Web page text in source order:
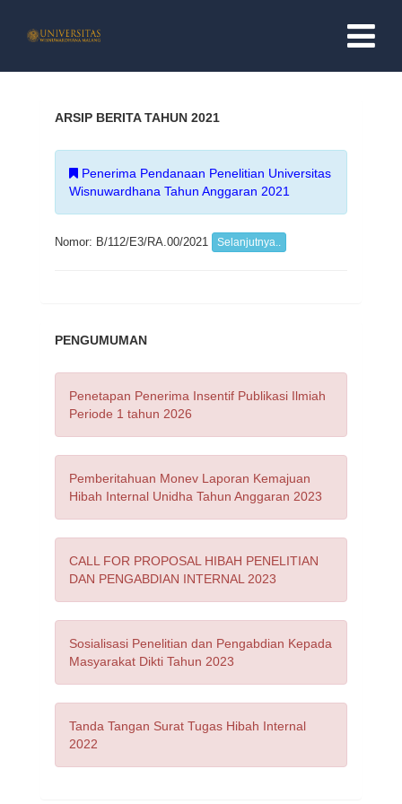
PROFIL LPPM
TUGAS POKOK & TUJUAN
PROFIL DOSEN
KEGIATAN
PENELITIAN
DOWNLOAD
LOGIN
ARSIP BERITA TAHUN 2021
Penerima Pendanaan Penelitian Universitas
Wisnuwardhana Tahun Anggaran 2021
Nomor: B/112/E3/RA.00/2021 Selanjutnya..
PENGUMUMAN
Penetapan Penerima Insentif Publikasi Ilmiah
Periode 1 tahun 2026
Pemberitahuan Monev Laporan Kemajuan
Hibah Internal Unidha Tahun Anggaran 2023
CALL FOR PROPOSAL HIBAH PENELITIAN
DAN PENGABDIAN INTERNAL 2023
Sosialisasi Penelitian dan Pengabdian Kepada
Masyarakat Dikti Tahun 2023
Tanda Tangan Surat Tugas Hibah Internal
2022